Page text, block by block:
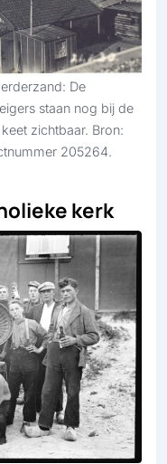
De
staan nog bij de
zichtbaar. Bron:
205264.
kerk